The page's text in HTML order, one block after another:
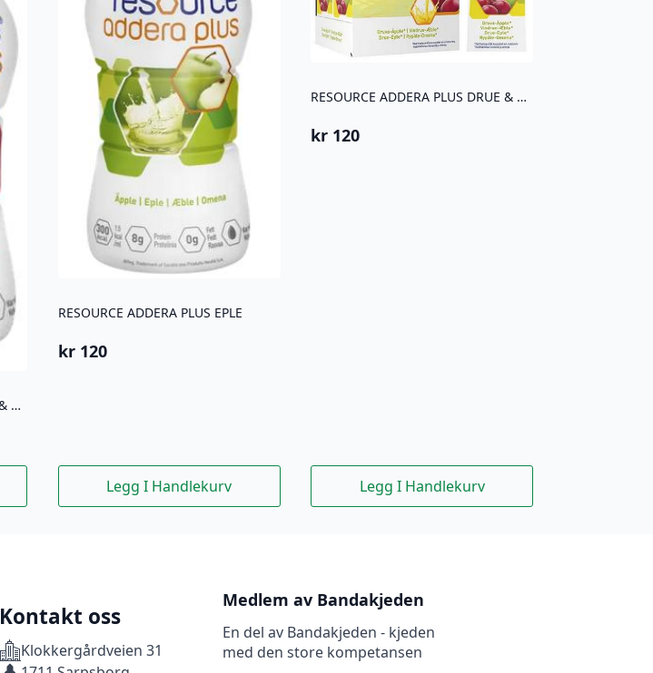
RESOURCE ADDERA PLUS PÆRE & KIRSEBÆR 4 STK
RESOURCE ADDERA PLUS EPLE
kr120
Legg I Handlekurv
RESOURCE ADDERA PLUS DRUE & EPLE 4STK
kr 120
Legg I Handlekurv
Kontakt oss
Klokkergårdveien 31
Medlem av Bandakjeden
En del av Bandakjeden - kjeden
med den store kompetansen